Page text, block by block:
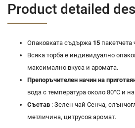
Product detailed
Опаковката съдържа 15 пакетчета
Всяка торба е индивидуално
максимално вкуса и аромата.
Препоръчителен начин на
вода с температура около 80°C и
Състав : Зелен чай Сенча,
метличина, цитрусов аромат.